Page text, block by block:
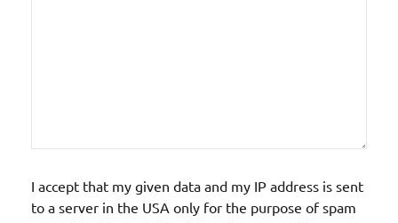
I accept that my given data and my IP address is sent
to a server in the USA only for the purpose of spam